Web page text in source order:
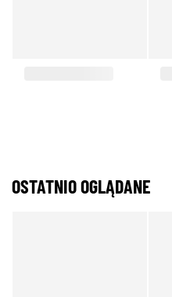
OSTATNIO OGLĄDANE